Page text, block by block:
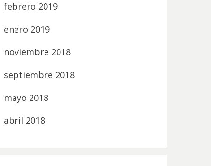
febrero 2019
enero 2019
noviembre 2018
septiembre 2018
mayo 2018
abril 2018